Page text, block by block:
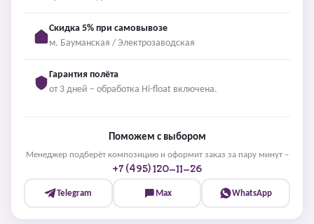
Скидка 5% при самовывозе
м. Бауманская / Электрозаводская
Гарантия полёта
от 3 дней – обработка Hi-float включена.
Поможем с выбором
Менеджер подберёт композицию и оформит заказ за пару минут –
+7 (495) 120-11-26
Telegram Max WhatsApp